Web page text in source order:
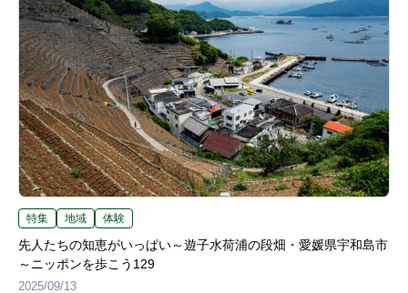
特集 地域 体験
先人たちの知恵がいっぱい～遊子水荷浦の段畑・愛媛県宇和島市
～ニッポンを歩こう129
2025/09/13